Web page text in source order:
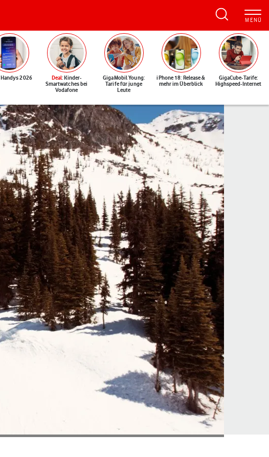
2026 Deal: Kinder-
Smartwatches bei
Vodafone
GigaMobil Young:
Tarife für junge
Leute
iPhone 18: Release &
mehr im Überblick
GigaCube-Tarife:
Highspeed-Internet